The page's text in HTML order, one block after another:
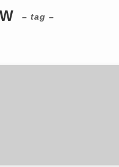
– tag –